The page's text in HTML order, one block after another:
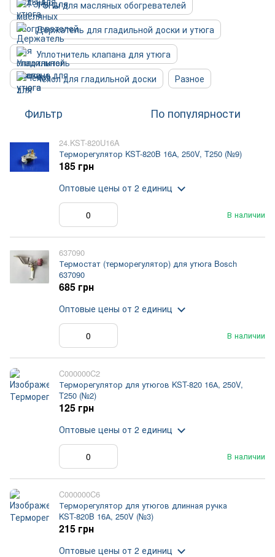
ТЭНы для масляных обогревателей
Держатель для гладильной доски и утюга
Уплотнитель клапана для утюга
Чехол для гладильной доски
Разное
Фильтр По популярности
24.KST-820U16A
Терморегулятор KST-820B 16А, 250V, T250 (№9)
В наличии
185 грн
Оптовые цены от 2 единиц
637090
Термостат (терморегулятор) для утюга Bosch
637090
В наличии
685 грн
Оптовые цены от 2 единиц
C000000C2
Терморегулятор для утюгов KST-820 16А, 250V,
T250 (№2)
В наличии
125 грн
Оптовые цены от 2 единиц
C000000C6
Терморегулятор для утюгов длинная ручка
KST-820B 16А, 250V (№3)
215 грн
Оптовые цены от 2 единиц